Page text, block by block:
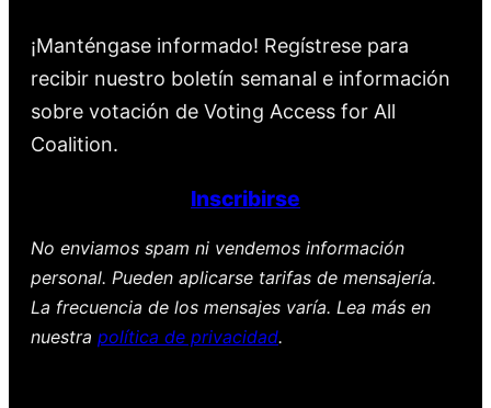
¡Manténgase informado! Regístrese para
recibir nuestro boletín semanal e información
sobre votación de Voting Access for All
Coalition.
Inscribirse
No enviamos spam ni vendemos información
personal. Pueden aplicarse tarifas de mensajería.
La frecuencia de los mensajes varía. Lea más en
nuestra política de privacidad.